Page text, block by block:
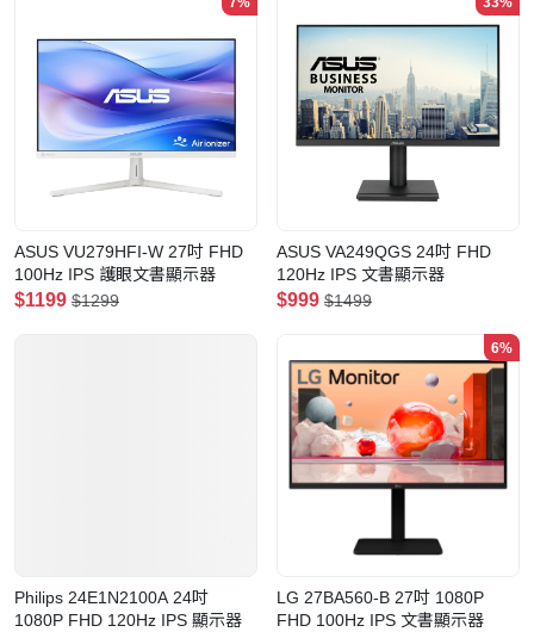
ASUS VU279HFI-W 27吋 FHD
100Hz IPS 護眼文書顯示器
$1199 $1299
ASUS VA249QGS 24吋 FHD
120Hz IPS 文書顯示器
$999 $1499
Philips 24E1N2100A 24吋
1080P FHD 120Hz IPS 顯示器
6%
LG 27BA560-B 27吋 1080P
FHD 100Hz IPS 文書顯示器